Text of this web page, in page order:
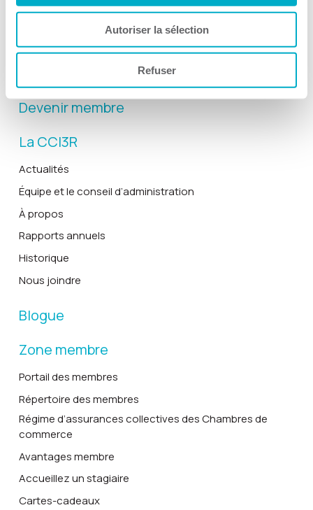
Autoriser la sélection
Refuser
Gala Radisson
Solutions RH
Devenir membre
La CCI3R
Actualités
Équipe et le conseil d’administration
À propos
Rapports annuels
Historique
Nous joindre
Blogue
Zone membre
Portail des membres
Répertoire des membres
Régime d’assurances collectives des Chambres de
commerce
Avantages membre
Accueillez un stagiaire
Cartes-cadeaux